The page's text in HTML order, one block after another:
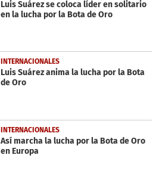
Luis Suárez se coloca líder en solitario
en la lucha por la Bota de Oro
INTERNACIONALES
Luis Suárez anima la lucha por la Bota
de Oro
INTERNACIONALES
Así marcha la lucha por la Bota de Oro
en Europa